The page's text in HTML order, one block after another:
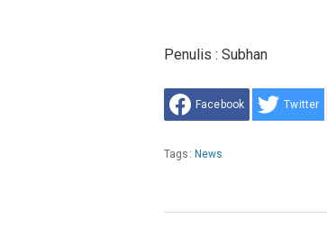
‎Penulis : Subhan
Facebook Twitter
Tags: News